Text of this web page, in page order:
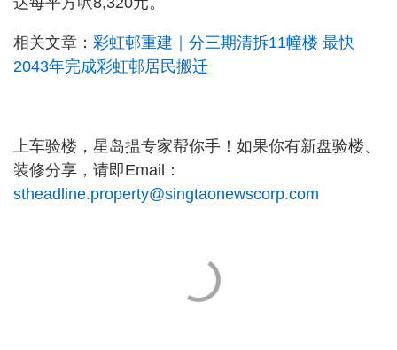
相关文章： 彩虹邨重建｜分三期清拆11幢楼 最快
2043年完成彩虹邨居民搬迁
上车验楼，星岛揾专家帮你手！如果你有新盘验楼、
装修分享，请即Email：
stheadline.property@singtaonewscorp.com